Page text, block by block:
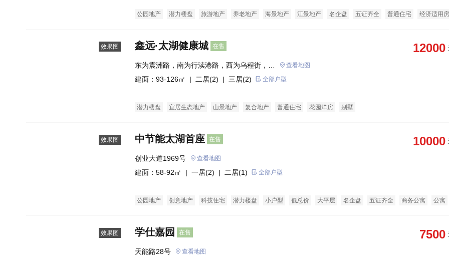
公园地产 潜力楼盘 旅游地产 养老地产 海景地产 江景地产 名企盘 五证齐全 普通住宅 经济适用房
效果图 鑫远·太湖健康城 在售 12000
东为震洲路，南为行渎港路，西为乌程街，北
为滨港北路。
查看地图
建面：93-126㎡ | 二居(2) | 三居(2) 全部户型
潜力楼盘 宜居生态地产 山景地产 复合地产 普通住宅 花园洋房 别墅
效果图 中节能太湖首座 在售 10000
创业大道1969号 查看地图
建面：58-92㎡ | 一居(2) | 二居(1) 全部户型
公园地产 创意地产 科技住宅 潜力楼盘 小户型 低总价 大平层 名企盘 五证齐全 商务公寓
公寓
效果图 学仕嘉园 在售 7500
天能路28号 查看地图